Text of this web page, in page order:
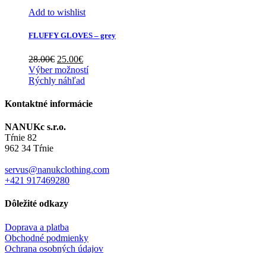
Add to wishlist
FLUFFY GLOVES – grey
28.00€ Pôvodná
cena
bola:
25.00€Aktuálna
cena
je:
Výber možností
Rýchly náhľad
Kontaktné informácie
NANUKc s.r.o.
Tŕnie 82
962 34 Tŕnie
servus@nanukclothing.com
+421 917469280
Dôležité odkazy
Doprava a platba
Obchodné podmienky
Ochrana osobných údajov